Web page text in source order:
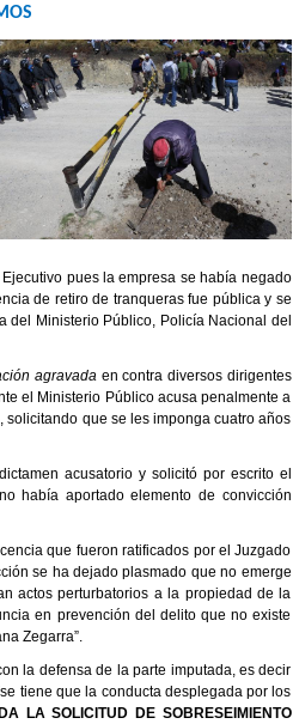
pues la empresa se había negado
de retiro de tranqueras fue pública y se
del Ministerio Público, Policía Nacional del
agravada en contra diversos dirigentes
el Ministerio Público acusa penalmente a
solicitando que se les imponga cuatro años
acusatorio y solicitó por escrito el
había aportado elemento de convicción
que fueron ratificados por el Juzgado
se ha dejado plasmado que no emerge
actos perturbatorios a la propiedad de la
en prevención del delito que no existe
Zegarra”.
la defensa de la parte imputada, es decir
tiene que la conducta desplegada por los
LA SOLICITUD DE SOBRESEIMIENTO